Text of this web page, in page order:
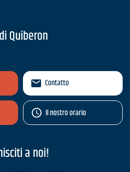
Quiberon
Contatto
Il nostro orario
a noi!